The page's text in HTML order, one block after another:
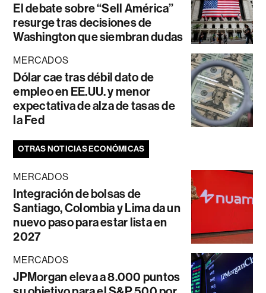
El debate sobre “Sell América”
resurge tras decisiones de
Washington que siembran dudas
MERCADOS
Dólar cae tras débil dato de
empleo en EE.UU. y menor
expectativa de alza de tasas de
la Fed
OTRAS NOTICIAS ECONÓMICAS
MERCADOS
Integración de bolsas de
Santiago, Colombia y Lima da un
nuevo paso para estar lista en
2027
MERCADOS
JPMorgan eleva a 8.000 puntos